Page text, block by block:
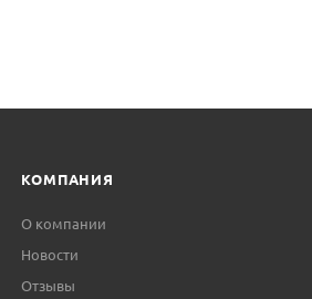
КОМПАНИЯ
О компании
Новости
Отзывы